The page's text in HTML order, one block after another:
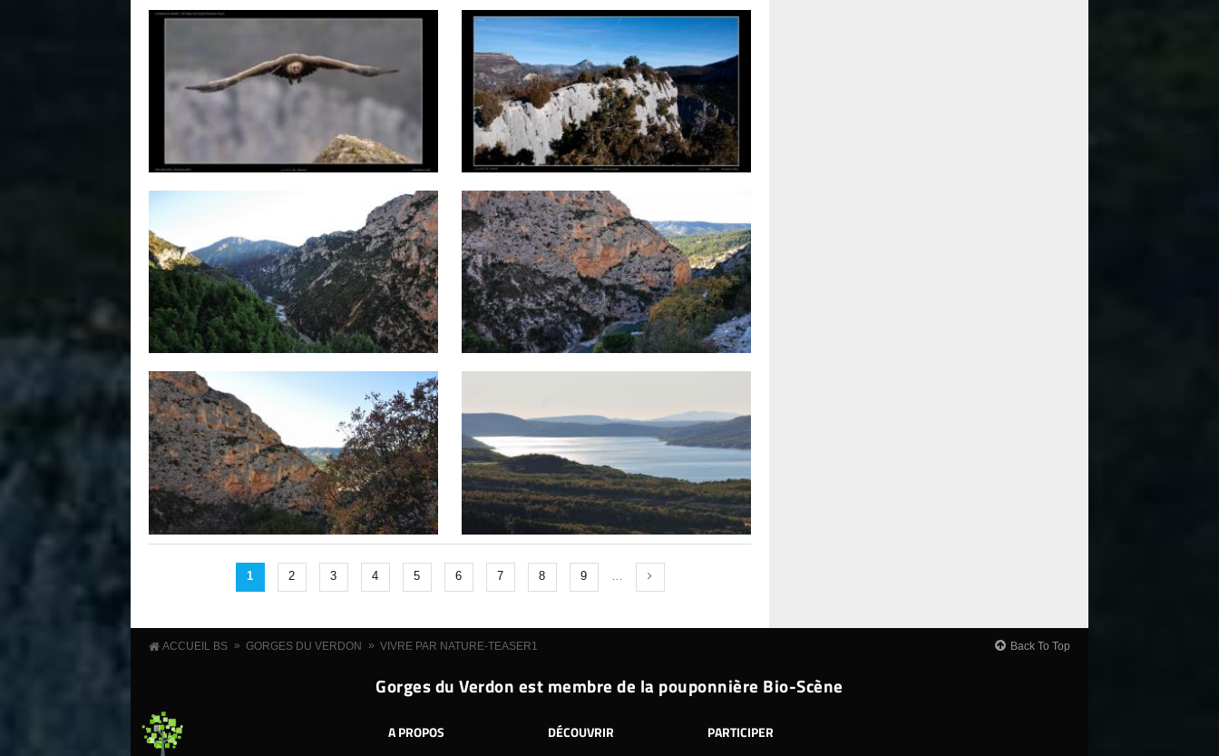
1 2 3 4 5 6 7 8 9
ACCUEIL BS » GORGES DU VERDON » VIVRE PAR NATURE-TEASER1 Back To Top
Gorges du Verdon est membre de la pouponnière Bio-Scène
A PROPOS DÉCOUVRIR PARTICIPER